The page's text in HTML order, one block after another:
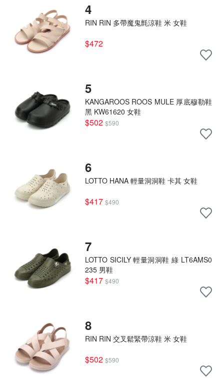
4
RIN RIN 多帶魔鬼氈涼鞋 米 女鞋
$472
5
KANGAROOS ROOS MULE 厚底穆勒鞋
黑 KW61620 女鞋
$502 $590
6
LOTTO HANA 輕量洞洞鞋 卡其 女鞋
$417 $490
7
LOTTO SICILY 輕量洞洞鞋 綠 LT6AMS0
235 男鞋
$417 $490
8
RIN RIN 交叉鬆緊帶涼鞋 米 女鞋
$502 $590